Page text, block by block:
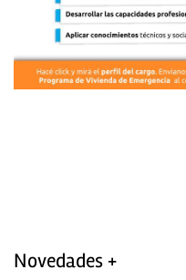
Novedades +